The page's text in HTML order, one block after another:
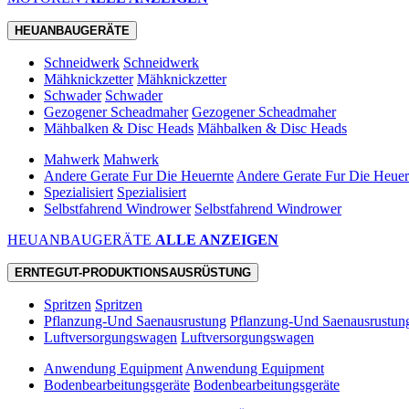
HEUANBAUGERÄTE
Schneidwerk Schneidwerk
Mähknickzetter Mähknickzetter
Schwader Schwader
Gezogener Scheadmaher Gezogener Scheadmaher
Mähbalken & Disc Heads Mähbalken & Disc Heads
Mahwerk Mahwerk
Andere Gerate Fur Die Heuernte Andere Gerate Fur Die
Spezialisiert Spezialisiert
Selbstfahrend Windrower Selbstfahrend Windrower
HEUANBAUGERÄTE ALLE ANZEIGEN
ERNTEGUT-PRODUKTIONSAUSRÜSTUNG
Spritzen Spritzen
Pflanzung-Und Saenausrustung Pflanzung-Und
Luftversorgungswagen Luftversorgungswagen
Anwendung Equipment Anwendung Equipment
Bodenbearbeitungsgeräte Bodenbearbeitungsgeräte